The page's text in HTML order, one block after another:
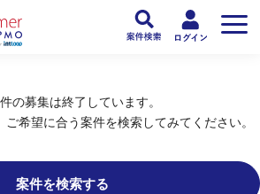
の募集は終了しています。
希望に合う案件を検索してみてください。
案件を検索する